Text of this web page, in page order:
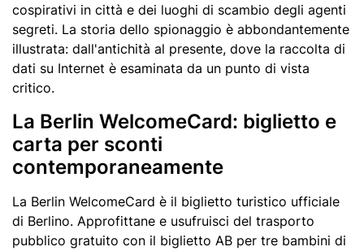
cospirativi in città e dei luoghi di scambio degli agenti
segreti. La storia dello spionaggio è abbondantemente
illustrata: dall'antichità al presente, dove la raccolta di
dati su Internet è esaminata da un punto di vista
critico.
La Berlin WelcomeCard: biglietto e
carta per sconti
contemporaneamente
La Berlin WelcomeCard è il biglietto turistico ufficiale
di Berlino. Approfittane e usufruisci del trasporto
pubblico gratuito con il biglietto AB per tre bambini di